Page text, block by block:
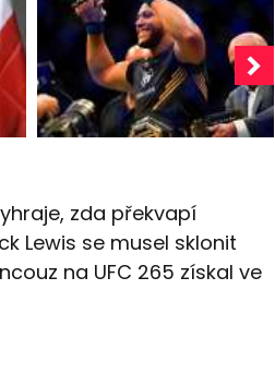
zda překvapí
Lewis se musel sklonit
na UFC 265 získal ve